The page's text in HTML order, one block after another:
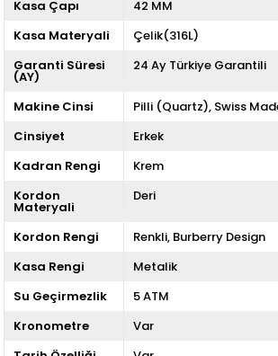
Kasa Çapı
42 MM
Kasa Materyali
Çelik(316L)
Garanti Süresi
(AY)
24 Ay Türkiye Garantili
Makine Cinsi Pilli (Quartz) Swiss
Cinsiyet
Erkek
Kadran Rengi
Krem
Kordon
Materyali
Deri
Kordon Rengi Renkli Burberry Design
Kasa Rengi
Metalik
Su Geçirmezlik
5 ATM
Kronometre
Var